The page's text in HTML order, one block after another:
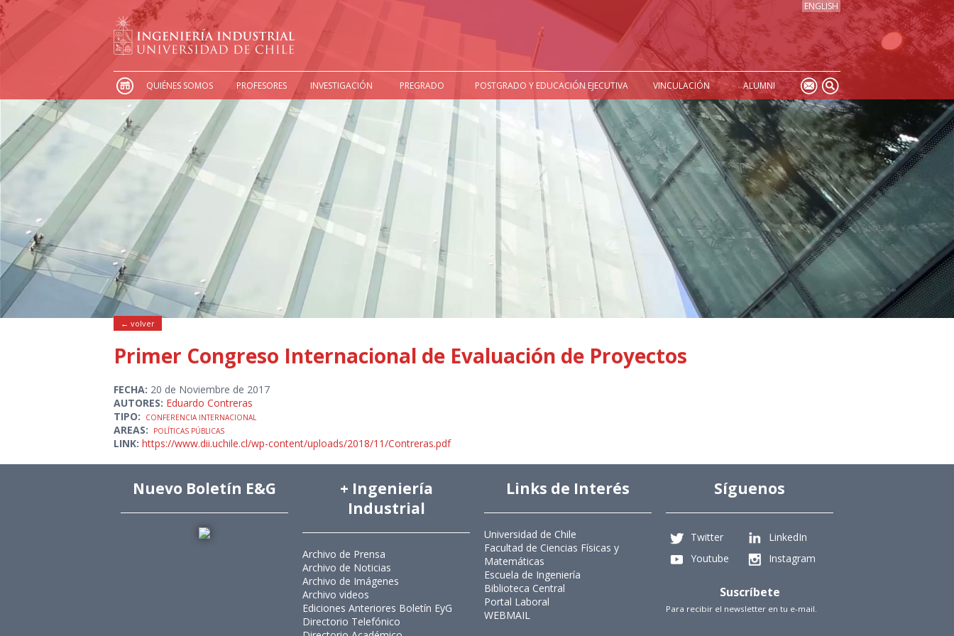
ENGLISH
QUIÉNES SOMOS PROFESORES INVESTIGACIÓN PREGRADO POSTGRADO Y EDUCACIÓN EJECUTIVA VINCULACIÓN ALUMNI
← volver
Primer Congreso Internacional de Evaluación de Proyectos
FECHA: 20 de Noviembre de 2017
AUTORES: Eduardo Contreras
TIPO:
CONFERENCIA INTERNACIONAL
AREAS: POLÍTICAS PÚBLICAS
LINK: https://www.dii.uchile.cl/wp-content/uploads/2018/11/Contreras.pdf
Nuevo Boletín E&G
+ Ingeniería
Industrial
Archivo de Prensa
Archivo de Noticias
Archivo de Imágenes
Archivo videos
Ediciones Anteriores Boletín EyG
Directorio Telefónico
Links de Interés
Universidad de Chile
Facultad de Ciencias Físicas y
Matemáticas
Escuela de Ingeniería
Biblioteca Central
Portal Laboral
WEBMAIL
Síguenos
Twitter
LinkedIn
Youtube
Instagram
Suscríbete
Para recibir el newsletter en tu e-mail.